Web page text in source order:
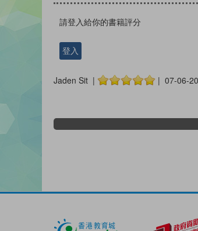
請登入給你的書籍評分
登入
Jaden Sit | | 07-06-